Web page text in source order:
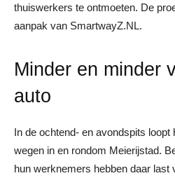
thuiswerkers te ontmoeten. De
aanpak van SmartwayZ.NL.
Minder en minder
auto
In de ochtend- en avondspits
wegen in en rondom Meierijstad.
hun werknemers hebben daar last